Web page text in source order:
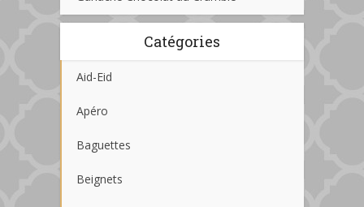
Catégories
Aid-Eid
Apéro
Baguettes
Beignets